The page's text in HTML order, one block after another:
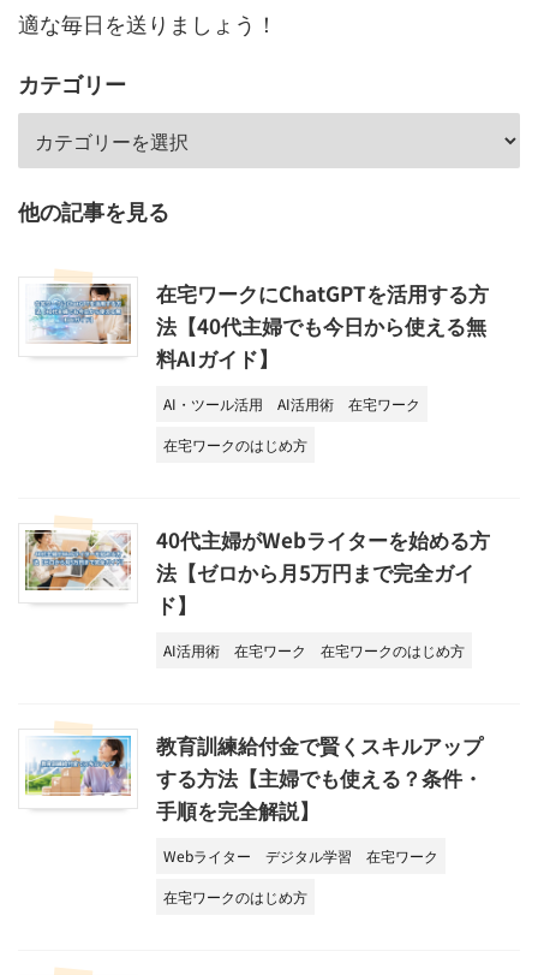
適な毎日を送りましょう！
カテゴリー
他の記事を見る
在宅ワークにChatGPTを活用する方
法【40代主婦でも今日から使える無
料AIガイド】
AI・ツール活用 AI活用術
在宅ワーク
在宅ワークのはじめ方
40代主婦がWebライターを始める方
法【ゼロから月5万円まで完全ガイ
ド】
AI活用術 在宅ワーク 在宅ワークのはじめ方
教育訓練給付金で賢くスキルアップ
する方法【主婦でも使える？条件・
手順を完全解説】
Webライター デジタル学習
在宅ワーク
在宅ワークのはじめ方